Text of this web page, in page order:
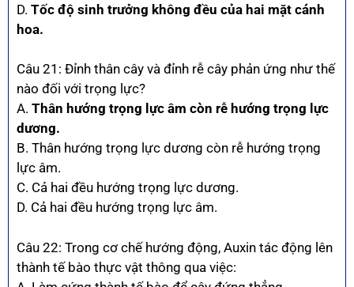
D. Tốc độ sinh trưởng không đều của hai mặt cánh
hoa.
Câu 21: Đỉnh thân cây và đỉnh rễ cây phản ứng như thế
nào đối với trọng lực?
A. Thân hướng trọng lực âm còn rễ hướng trọng lực
dương.
B. Thân hướng trọng lực dương còn rễ hướng trọng
lực âm.
C. Cả hai đều hướng trọng lực dương.
D. Cả hai đều hướng trọng lực âm.
Câu 22: Trong cơ chế hướng động, Auxin tác động lên
thành tế bào thực vật thông qua việc: